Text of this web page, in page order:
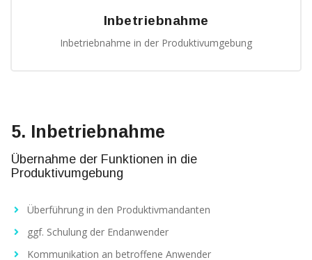
Inbetriebnahme
Inbetriebnahme in der Produktivumgebung
5. Inbetriebnahme
Übernahme der Funktionen in die
Produktivumgebung
Überführung in den Produktivmandanten
ggf. Schulung der Endanwender
Kommunikation an betroffene Anwender